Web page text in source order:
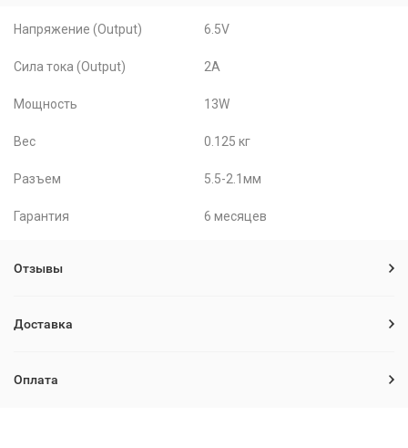
Напряжение (Output) 6.5V
Сила тока (Output) 2A
Мощность 13W
Вес 0.125 кг
Разъем 5.5-2.1мм
Гарантия 6 месяцев
Отзывы
Доставка
Оплата